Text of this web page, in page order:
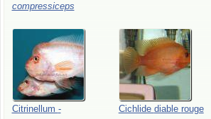
compressiceps
Citrinellum -
Cichlide diable rouge